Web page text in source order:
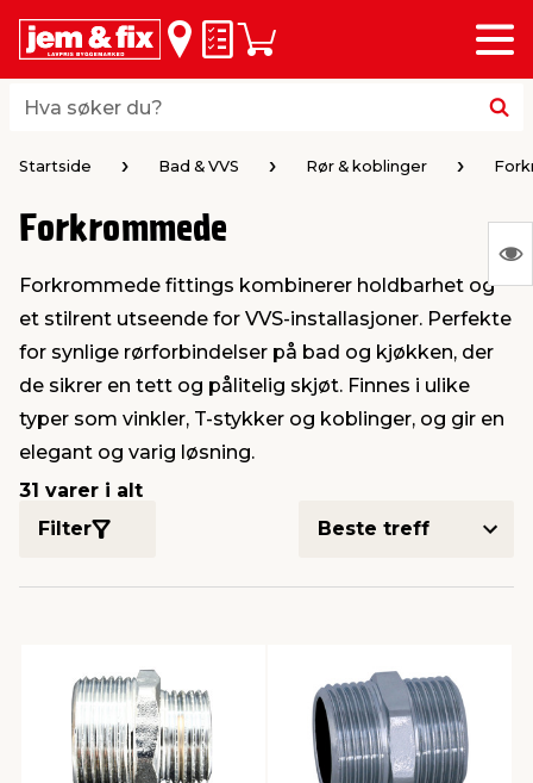
Hva søker du?
Hva søker du?
HuskelisteHandlevogn
Meny
og vegger
og tilbehør
og terrassebord
& stillas
& levegger
og varme
og oppheng
& oppbevaring
& sikkerhet
& stativer
og sylting
& ventilasjon
& kloakk
Home
data & TV
& kjemikalier
og fugemasse
av verktøy
maskiner
& bøtter
underholdning
Startside Bad & VVS Rør & koblinger
Forkrommede
Forkrommede fittings kombinerer holdbarhet og
et stilrent utseende for VVS-installasjoner. Perfekte
for synlige rørforbindelser på bad og kjøkken, der
de sikrer en tett og pålitelig skjøt. Finnes i ulike
typer som vinkler, T-stykker og koblinger, og gir en
elegant og varig løsning.
31 varer i alt
Filter